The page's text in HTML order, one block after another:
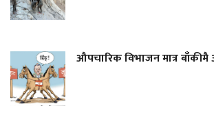
औपचारिक विभाजन मात्र बाँकीमै